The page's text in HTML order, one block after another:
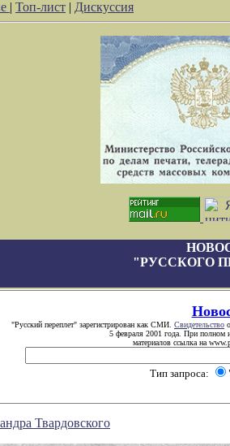
| Топ-лист | Дискуссия
"РУССКОГО
"Русский переплет" зарегистрирован как СМИ. Свидетельство
5 февраля 2001 года. При полном
материалов ссылка на
Тип запроса:
Твардовского